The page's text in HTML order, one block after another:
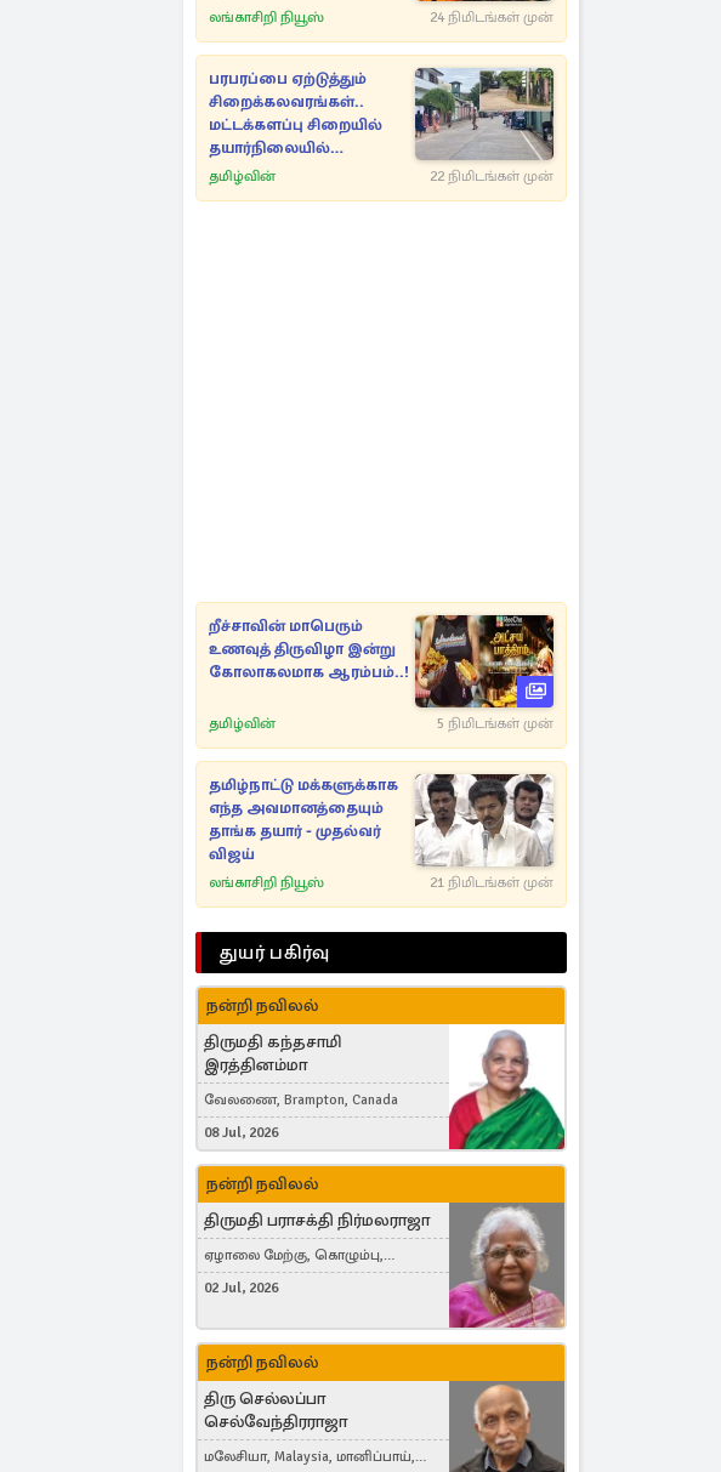
லங்காசிறி நியூஸ் 24 நிமிடங்கள் முன்
பரபரப்பை ஏற்டுத்தும்
சிறைக்கலவரங்கள்..
மட்டக்களப்பு சிறையில்
தயார்நிலையில்
அதிகாரிகள்!
தமிழ்வின் 22 நிமிடங்கள் முன்
றீச்சாவின் மாபெரும்
உணவுத் திருவிழா இன்று
கோலாகலமாக ஆரம்பம்..!
தமிழ்வின் 5 நிமிடங்கள் முன்
தமிழ்நாட்டு மக்களுக்காக
எந்த அவமானத்தையும்
தாங்க தயார் - முதல்வர்
விஜய்
லங்காசிறி நியூஸ் 21 நிமிடங்கள் முன்
துயர் பகிர்வு
நன்றி நவிலல்
திருமதி கந்தசாமி
இரத்தினம்மா
வேலணை, Brampton, Canada
08 Jul, 2026
நன்றி நவிலல்
திருமதி பராசக்தி நிர்மலராஜா
ஏழாலை மேற்கு, கொழும்பு,
தங்காலை, London, United Kingdom
02 Jul, 2026
நன்றி நவிலல்
திரு செல்லப்பா
செல்வேந்திரராஜா
மலேசியா, Malaysia, மானிப்பாய்,